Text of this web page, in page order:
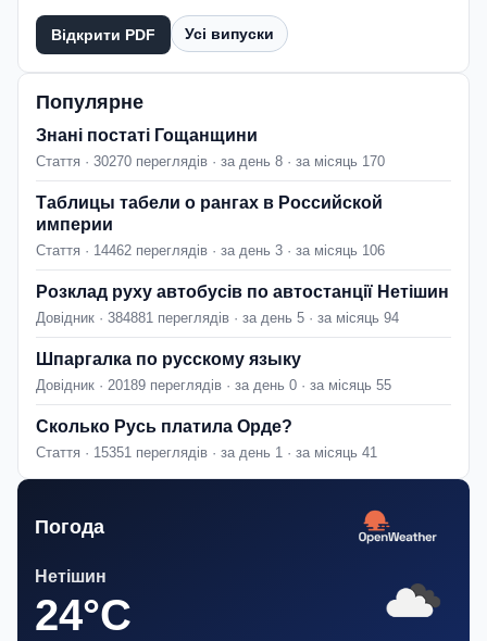
Відкрити PDF Усі випуски
Популярне
Знані постаті Гощанщини
Стаття · 30270 переглядів · за день 8 · за місяць 170
Таблицы табели о рангах в Российской
империи
Стаття · 14462 переглядів · за день 3 · за місяць 106
Розклад руху автобусів по автостанції Нетішин
Довідник · 384881 переглядів · за день 5 · за місяць 94
Шпаргалка по русскому языку
Довідник · 20189 переглядів · за день 0 · за місяць 55
Сколько Русь платила Орде?
Стаття · 15351 переглядів · за день 1 · за місяць 41
Погода
Нетішин
24°C